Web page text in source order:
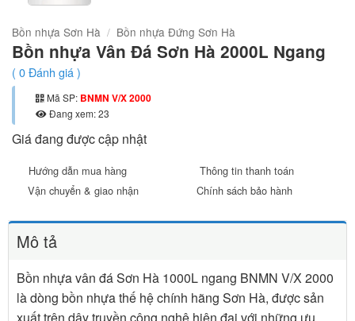
Bồn nhựa Sơn Hà / Bồn nhựa Đứng Sơn Hà
Bồn nhựa Vân Đá Sơn Hà 2000L Ngang
( 0Đánh giá )
Mã SP: BNMN V/X 2000
Đang xem: 23
Giá đang được cập nhật
Hướng dẫn mua hàng
Thông tin thanh toán
Vận chuyển & giao nhận
Chính sách bảo hành
Mô tả
Bồn nhựa vân đá Sơn Hà 1000L ngang BNMN V/X 2000
là dòng bồn nhựa thế hệ chính hãng Sơn Hà, được sản